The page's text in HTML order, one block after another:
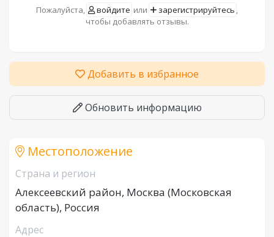
Пожалуйста, войдите или зарегистрируйтесь ,
чтобы добавлять отзывы.
Добавить в избранное
Обновить информацию
Местоположение
Страна и регион
Алексеевский район, Москва (Московская
область), Россия
Адрес